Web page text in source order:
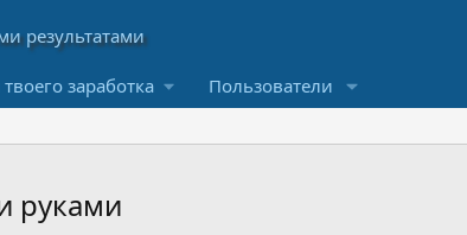
заработка Пользователи
руками